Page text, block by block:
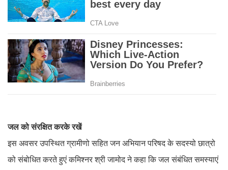
जल को संरक्षित करके रखें
इस अवसर उपस्थित ग्रामीणो सहित जन अभियान परिषद के सदस्यो छात्रो
को संबोधित करते हुएं कमिश्नर श्री जामोद ने कहा कि जल संबंधित समस्याएं